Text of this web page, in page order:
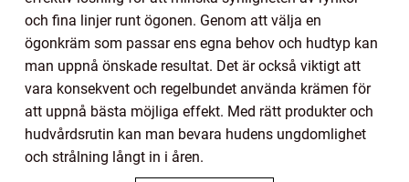
och fina linjer runt ögonen. Genom att välja en
ögonkräm som passar ens egna behov och hudtyp kan
man uppnå önskade resultat. Det är också viktigt att
vara konsekvent och regelbundet använda krämen för
att uppnå bästa möjliga effekt. Med rätt produkter och
hudvårdsrutin kan man bevara hudens ungdomlighet
och strålning långt in i åren.